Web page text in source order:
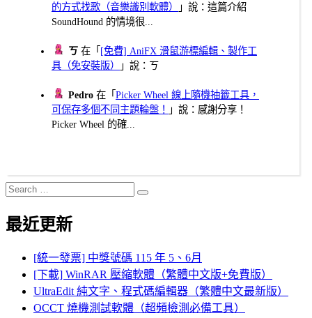
的方式找歌（音樂識別軟體）
」說：這篇介紹
SoundHound 的情境很...
ㄎ 在「 [免費] AniFX 滑鼠游標編輯、製作工
具（免安裝版）
」說：ㄎ
Pedro 在「Picker Wheel 線上隨機抽籤工具，
可保存多個不同主題輪盤！
」說：感謝分享！
Picker Wheel 的確...
Search
for:
Search
最近更新
[統一發票] 中獎號碼 115 年 5、6月
[下載] WinRAR 壓縮軟體（繁體中文版+免費版）
UltraEdit 純文字、程式碼編輯器（繁體中文最新版）
OCCT 燒機測試軟體（超頻檢測必備工具）